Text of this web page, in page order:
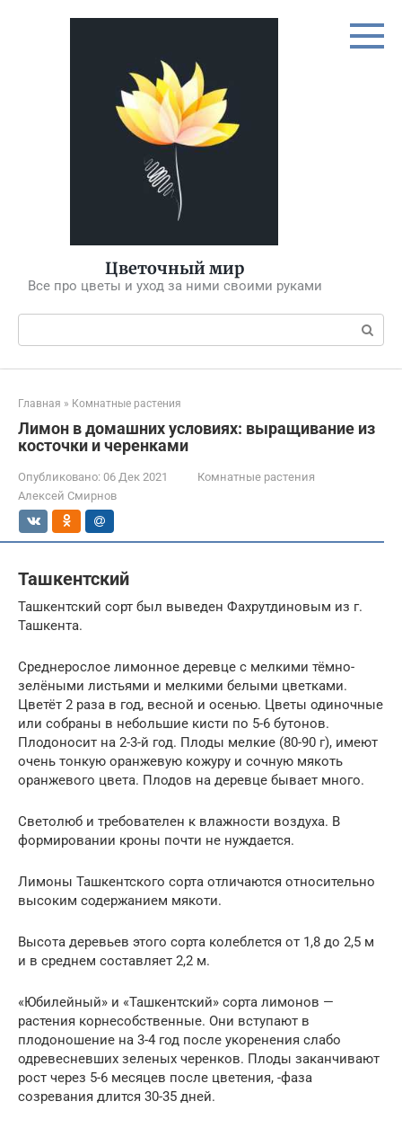
Цветочный мир
Все про цветы и уход за ними своими руками
Поиск:
Главная » Комнатные растения
Лимон в домашних условиях: выращивание из
косточки и черенками
Опубликовано: 06 Дек 2021
Комнатные растения
Алексей Смирнов
Ташкентский
Ташкентский сорт был выведен Фахрутдиновым из г.
Ташкента.
Среднерослое лимонное деревце с мелкими тёмно-
зелёными листьями и мелкими белыми цветками.
Цветёт 2 раза в год, весной и осенью. Цветы одиночные
или собраны в небольшие кисти по 5-6 бутонов.
Плодоносит на 2-3-й год. Плоды мелкие (80-90 г), имеют
очень тонкую оранжевую кожуру и сочную мякоть
оранжевого цвета. Плодов на деревце бывает много.
Светолюб и требователен к влажности воздуха. В
формировании кроны почти не нуждается.
Лимоны Ташкентского сорта отличаются относительно
высоким содержанием мякоти.
Высота деревьев этого сорта колеблется от 1,8 до 2,5 м
и в среднем составляет 2,2 м.
«Юбилейный» и «Ташкентский» сорта лимонов —
растения корнесобственные. Они вступают в
плодоношение на 3-4 год после укоренения слабо
одревесневших зеленых черенков. Плоды заканчивают
рост через 5-6 месяцев после цветения, -фаза
созревания длится 30-35 дней.